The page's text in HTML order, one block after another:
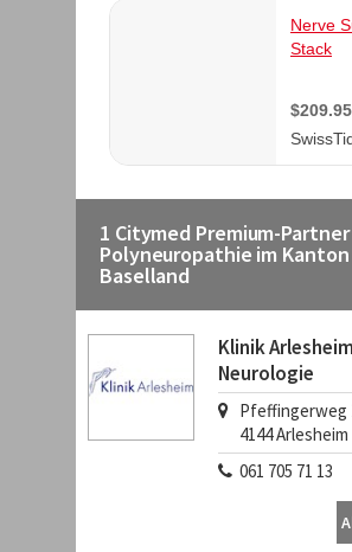
1 Citymed Premium-Partner
Polyneuropathie im Kanton
Baselland
Klinik
Neurologie
Pfeffingerweg
4144Arlesheim
061 705 71 13